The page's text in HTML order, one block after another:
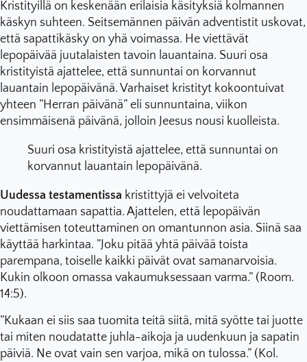
Kristityillä on keskenään erilaisia käsityksiä kolmannen
käskyn suhteen. Seitsemännen päivän adventistit uskovat,
että sapattikäsky on yhä voimassa. He viettävät
lepopäivää juutalaisten tavoin lauantaina. Suuri osa
kristityistä ajattelee, että sunnuntai on korvannut
lauantain lepopäivänä. Varhaiset kristityt kokoontuivat
yhteen ”Herran päivänä” eli sunnuntaina, viikon
ensimmäisenä päivänä, jolloin Jeesus nousi kuolleista.
Suuri osa kristityistä ajattelee, että sunnuntai on
korvannut lauantain lepopäivänä.
Uudessa testamentissa kristittyjä ei velvoiteta
noudattamaan sapattia. Ajattelen, että lepopäivän
viettämisen toteuttaminen on omantunnon asia. Siinä saa
käyttää harkintaa. ”Joku pitää yhtä päivää toista
parempana, toiselle kaikki päivät ovat samanarvoisia.
Kukin olkoon omassa vakaumuksessaan varma.” (Room.
14:5).
”Kukaan ei siis saa tuomita teitä siitä, mitä syötte tai juotte
tai miten noudatatte juhla-aikoja ja uudenkuun ja sapatin
päiviä. Ne ovat vain sen varjoa, mikä on tulossa.” (Kol.